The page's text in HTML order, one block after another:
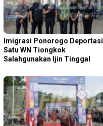
Imigrasi Ponorogo Deportasi
Satu WN Tiongkok
Salahgunakan Ijin Tinggal